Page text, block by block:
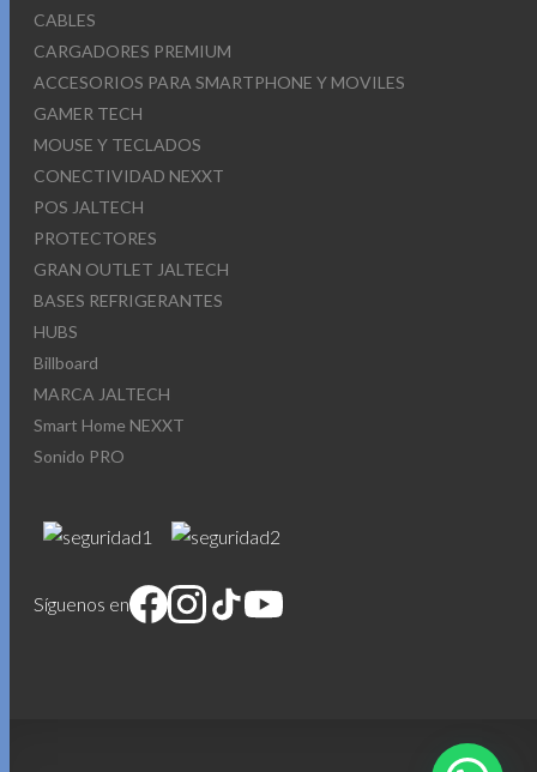
CABLES
CARGADORES PREMIUM
ACCESORIOS PARA SMARTPHONE Y MOVILES
GAMER TECH
MOUSE Y TECLADOS
CONECTIVIDAD NEXXT
POS JALTECH
PROTECTORES
GRAN OUTLET JALTECH
BASES REFRIGERANTES
HUBS
Billboard
MARCA JALTECH
Smart Home NEXXT
Sonido PRO
Síguenos en